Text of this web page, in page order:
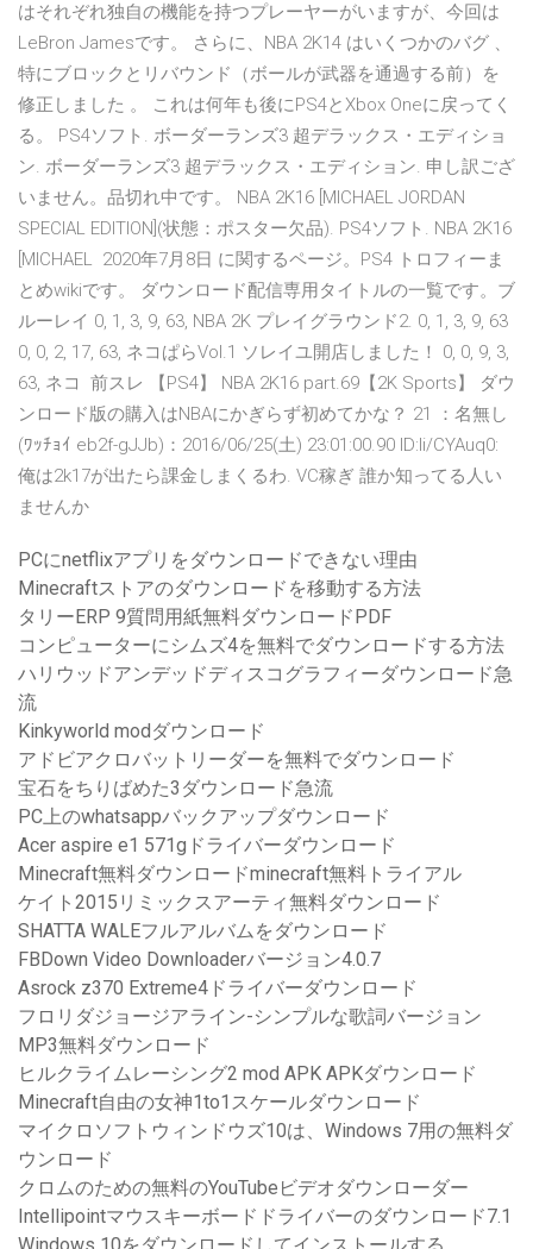
はそれぞれ独自の機能を持つプレーヤーがいますが、今回は
LeBron Jamesです。 さらに、NBA 2K14 はいくつかのバグ 、
特にブロックとリバウンド（ボールが武器を通過する前）を
修正しました 。 これは何年も後にPS4とXbox Oneに戻ってく
る。 PS4ソフト. ボーダーランズ3 超デラックス・エディショ
ン. ボーダーランズ3 超デラックス・エディション. 申し訳ござ
いません。品切れ中です。 NBA 2K16 [MICHAEL JORDAN
SPECIAL EDITION](状態：ポスター欠品). PS4ソフト. NBA 2K16
[MICHAEL 2020年7月8日 に関するページ。PS4 トロフィーま
とめwikiです。 ダウンロード配信専用タイトルの一覧です。ブ
ルーレイ 0, 1, 3, 9, 63, NBA 2K プレイグラウンド2. 0, 1, 3, 9, 63
0, 0, 2, 17, 63, ネコぱらVol.1 ソレイユ開店しました！ 0, 0, 9, 3,
63, ネコ 前スレ 【PS4】 NBA 2K16 part.69【2K Sports】 ダウ
ンロード版の購入はNBAにかぎらず初めてかな？ 21 ：名無し
(ﾜｯﾁｮｲ eb2f-gJJb)：2016/06/25(土) 23:01:00.90 ID:li/CYAuq0:
俺は2k17が出たら課金しまくるわ. VC稼ぎ 誰か知ってる人い
ませんか
PCにnetflixアプリをダウンロードできない理由
Minecraftストアのダウンロードを移動する方法
タリーERP 9質問用紙無料ダウンロードPDF
コンピューターにシムズ4を無料でダウンロードする方法
ハリウッドアンデッドディスコグラフィーダウンロード急
流
Kinkyworld modダウンロード
アドビアクロバットリーダーを無料でダウンロード
宝石をちりばめた3ダウンロード急流
PC上のwhatsappバックアップダウンロード
Acer aspire e1 571gドライバーダウンロード
Minecraft無料ダウンロードminecraft無料トライアル
ケイト2015リミックスアーティ無料ダウンロード
SHATTA WALEフルアルバムをダウンロード
FBDown Video Downloaderバージョン4.0.7
Asrock z370 Extreme4ドライバーダウンロード
フロリダジョージアライン-シンプルな歌詞バージョン
MP3無料ダウンロード
ヒルクライムレーシング2 mod APK APKダウンロード
Minecraft自由の女神1to1スケールダウンロード
マイクロソフトウィンドウズ10は、Windows 7用の無料ダ
ウンロード
クロムのための無料のYouTubeビデオダウンローダー
Intellipointマウスキーボードドライバーのダウンロード7.1